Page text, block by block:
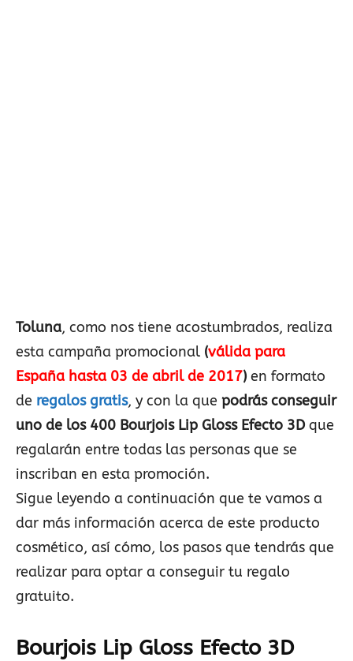
Toluna, como nos tiene acostumbrados, realiza
esta campaña promocional (válida para
España hasta 03 de abril de 2017) en formato
de regalos gratis, y con la que podrás conseguir
uno de los 400 Bourjois Lip Gloss Efecto 3D que
regalarán entre todas las personas que se
inscriban en esta promoción.
Sigue leyendo a continuación que te vamos a
dar más información acerca de este producto
cosmético, así cómo, los pasos que tendrás que
realizar para optar a conseguir tu regalo
gratuito.
Bourjois Lip Gloss Efecto 3D